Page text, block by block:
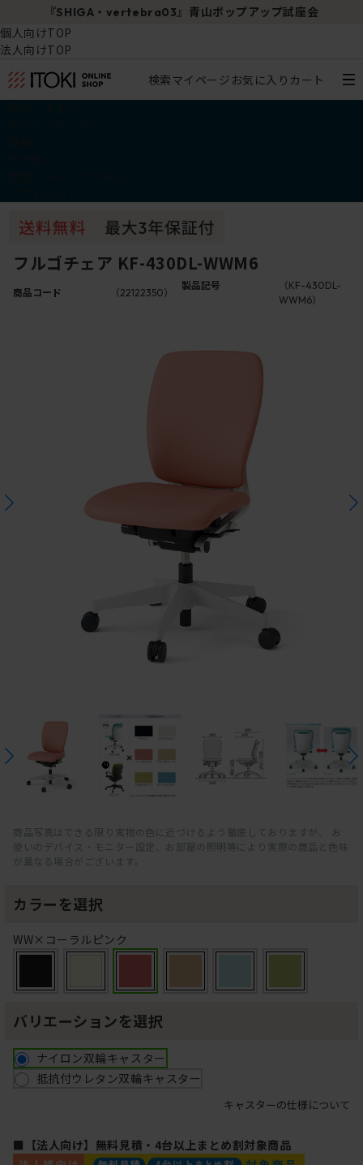
『SHIGA・vertebra03』青山ポップアップ試座会
個人向けTOP
法人向けTOP
検索マイページ お気に入り カート
フルゴチェア KF-430DL-WWM6
商品コード （22122350）
製品記号
（KF-430DL-
WWM6）
商品写真はできる限り実物の色に近づけるよう徹底しておりますが、 お
使いのデバイス・モニター設定、お部屋の照明等により実際の商品と色味
が異なる場合がございます。
カラーを選択
WW×コーラルピンク
バリエーションを選択
ナイロン双輪キャスター
抵抗付ウレタン双輪キャスター
キャスターの仕様について
■【法人向け】無料見積・4台以上まとめ割対象商品